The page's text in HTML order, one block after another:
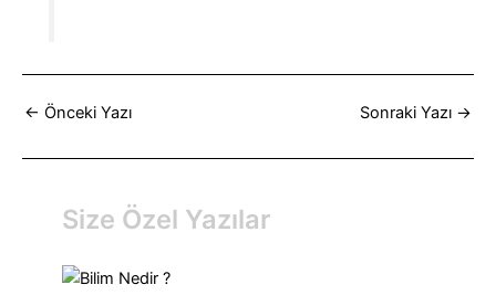
← Önceki Yazı Sonraki Yazı →
Size Özel Yazılar